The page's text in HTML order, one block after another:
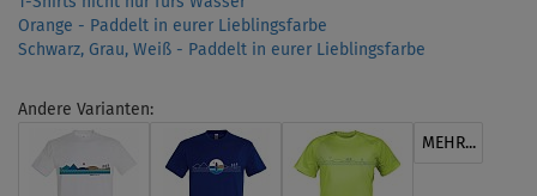
Orange - Paddelt in eurer Lieblingsfarbe
Schwarz, Grau, Weiß - Paddelt in eurer Lieblingsfarbe
Andere Varianten:
MEHR...